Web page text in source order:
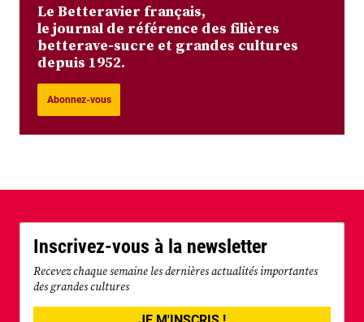
Le Betteravier français,
le journal de référence des filières
betterave-sucre et grandes cultures
depuis 1952.
Abonnez-vous
Inscrivez-vous à la newsletter
Recevez chaque semaine les dernières actualités importantes
des grandes cultures